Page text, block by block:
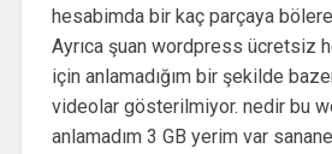
hesabimda bir kaç parçaya
Ayrıca şuan wordpress ücretsiz
için anlamadığım bir şekilde
videolar gösterilmiyor. nedir bu
anlamadım 3 GB yerim var